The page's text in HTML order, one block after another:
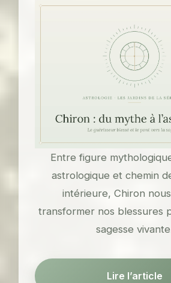
Entre figure
astrologique et chemin
intérieure, Chiron
transformer nos blessures
sagesse
Lire l’article